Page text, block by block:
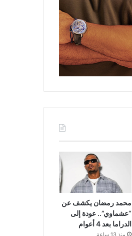
محمد رمضان يكشف عن
“عشماوي”.. عودة إلى
الدراما بعد 4 أعوام
منذ 13 ساعة